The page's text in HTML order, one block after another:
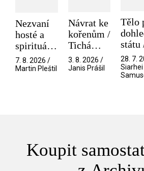
Nezvaní
hosté a
spirituální
narušitelé
z vesmíru
7. 8. 2026 /
Martin Pleštil
Návrat ke
kořenům /
Tichá
přítelkyně
3. 8. 2026 /
Janis Prášil
Tělo
státu
28. 7.
Siarhei
Koupit